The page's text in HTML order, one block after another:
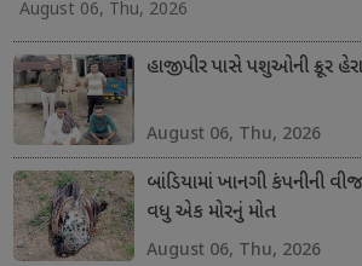
August 06, Thu, 2026
હાજીપીર પાસે પશુઓની ક્રૂર
August 06, Thu, 2026
બાંડિયામાં ખાનગી કંપનીની
વધુ એક મોરનું મોત
August 06, Thu, 2026